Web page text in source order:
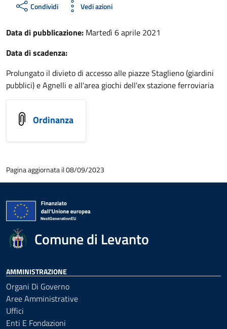
Condividi Vedi azioni
Data di pubblicazione: Martedì 6 aprile 2021
Data di scadenza:
Prolungato il divieto di accesso alle piazze Staglieno (giardini
pubblici) e Agnelli e all'area giochi dell'ex stazione ferroviaria
Ordinanza
Pagina aggiornata il 08/09/2023
Comune di Levanto
AMMINISTRAZIONE
Organi Di Governo
Aree Amministrative
Uffici
Enti E Fondazioni